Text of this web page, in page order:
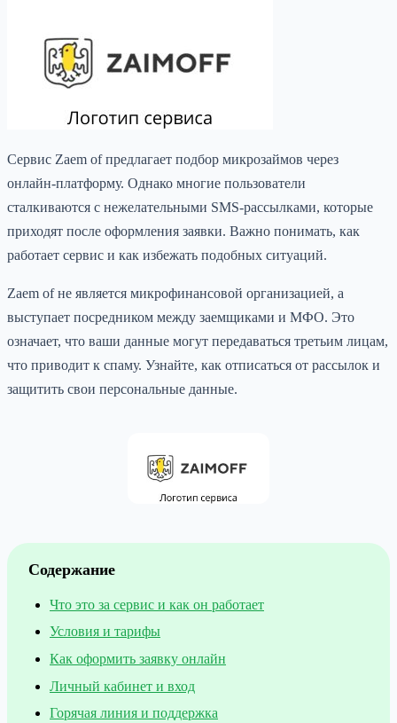
Сервис Zaem of предлагает подбор микрозаймов через
онлайн-платформу. Однако многие пользователи
сталкиваются с нежелательными SMS-рассылками, которые
приходят после оформления заявки. Важно понимать, как
работает сервис и как избежать подобных ситуаций.
Zaem of не является микрофинансовой организацией, а
выступает посредником между заемщиками и МФО. Это
означает, что ваши данные могут передаваться третьим лицам,
что приводит к спаму. Узнайте, как отписаться от рассылок и
защитить свои персональные данные.
Содержание
Что это за сервис и как он работает
Условия и тарифы
Как оформить заявку онлайн
Личный кабинет и вход
Горячая линия и поддержка